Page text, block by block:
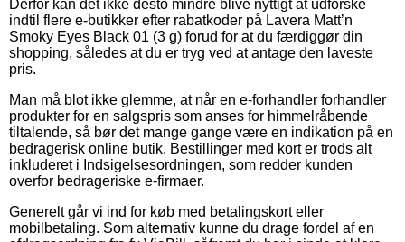
Derfor kan det ikke desto mindre blive nyttigt at udforske
indtil flere e-butikker efter rabatkoder på Lavera Matt’n
Smoky Eyes Black 01 (3 g) forud for at du færdiggør din
shopping, således at du er tryg ved at antage den laveste
pris.
Man må blot ikke glemme, at når en e-forhandler forhandler
produkter for en salgspris som anses for himmelråbende
tiltalende, så bør det mange gange være en indikation på en
bedragerisk online butik. Bestillinger med kort er trods alt
inkluderet i Indsigelsesordningen, som redder kunden
overfor bedrageriske e-firmaer.
Generelt går vi ind for køb med betalingskort eller
mobilbetaling. Som alternativ kunne du drage fordel af en